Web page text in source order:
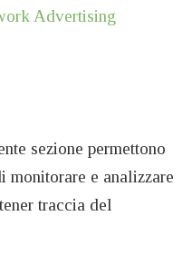
Advertising
sezione permettono
monitorare e analizzare
traccia del